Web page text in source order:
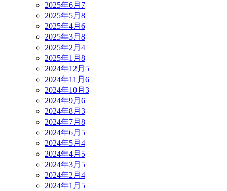
2025年6月 7
2025年5月 8
2025年4月 6
2025年3月 8
2025年2月 4
2025年1月 8
2024年12月 5
2024年11月 6
2024年10月 3
2024年9月 6
2024年8月 3
2024年7月 8
2024年6月 5
2024年5月 4
2024年4月 5
2024年3月 5
2024年2月 4
2024年1月 5